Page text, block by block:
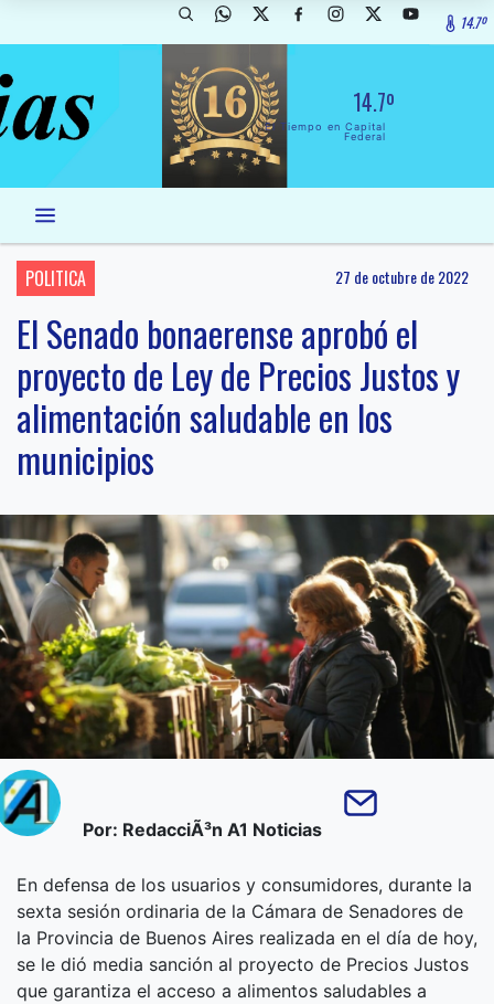
14.7º
14.7º
El Tiempo en Capital
Federal
POLITICA 27 de octubre de 2022
El Senado bonaerense aprobó el
proyecto de Ley de Precios Justos y
alimentación saludable en los
municipios
Por: RedacciÃ³n A1 Noticias
En defensa de los usuarios y consumidores, durante la
sexta sesión ordinaria de la Cámara de Senadores de
la Provincia de Buenos Aires realizada en el día de hoy,
se le dió media sanción al proyecto de Precios Justos
que garantiza el acceso a alimentos saludables a